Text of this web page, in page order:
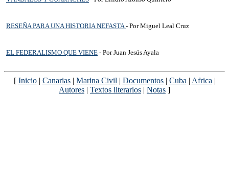
RESEÑA PARA UNA HISTORIA NEFASTA- Por Miguel Leal Cruz
EL FEDERALISMO QUE VIENE - Por Juan Jesús Ayala
[ Inicio| Canarias| Marina Civil | Documentos| Cuba | Africa |
Autores | Textos literarios | Notas ]